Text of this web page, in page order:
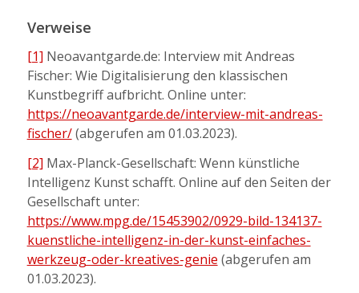
Verweise
[1] Neoavantgarde.de: Interview mit Andreas
Fischer: Wie Digitalisierung den klassischen
Kunstbegriff aufbricht. Online unter:
https://neoavantgarde.de/interview-mit-andreas-
fischer/(abgerufen am 01.03.2023).
[2] Max-Planck-Gesellschaft: Wenn künstliche
Intelligenz Kunst schafft. Online auf den Seiten der
Gesellschaft unter:
https://www.mpg.de/15453902/0929-bild-134137-
kuenstliche-intelligenz-in-der-kunst-einfaches-
werkzeug-oder-kreatives-genie (abgerufen am
01.03.2023).